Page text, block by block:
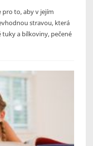
pro to, aby v jejím
stravou, která
a bílkoviny, pečené